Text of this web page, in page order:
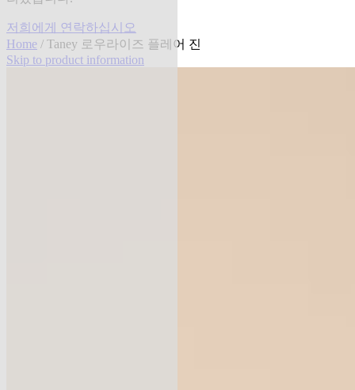
저희에게 연락하십시오
Home / Taney 로우라이즈 플레어 진
Skip to product information